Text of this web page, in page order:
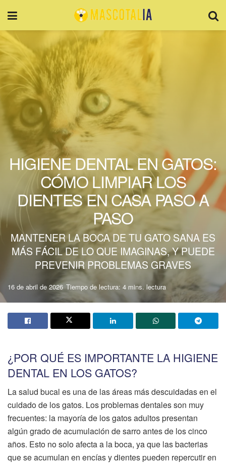
HIGIENE DENTAL EN GATOS:
CÓMO LIMPIAR LOS
DIENTES EN CASA PASO A
PASO
MANTENER LA BOCA DE TU GATO SANA ES
MÁS FÁCIL DE LO QUE IMAGINAS, Y PUEDE
PREVENIR PROBLEMAS GRAVES
16 de abril de 2026 Tiempo de lectura: 4 mins. lectura
¿POR QUÉ ES IMPORTANTE LA HIGIENE
DENTAL EN LOS GATOS?
La salud bucal es una de las áreas más descuidadas en el
cuidado de los gatos. Los problemas dentales son muy
frecuentes: la mayoría de los gatos adultos presentan
algún grado de acumulación de sarro antes de los cinco
años. Esto no solo afecta a la boca, ya que las bacterias
que se acumulan en encías y dientes pueden repercutir en